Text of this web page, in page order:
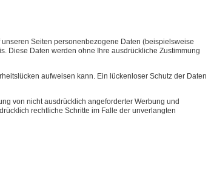
Seiten personenbezogene Daten (beispielsweise
Diese Daten werden ohne Ihre ausdrückliche Zustimmung
aufweisen kann. Ein lückenloser Schutz der Daten
von nicht ausdrücklich angeforderter Werbung und
rechtliche Schritte im Falle der unverlangten